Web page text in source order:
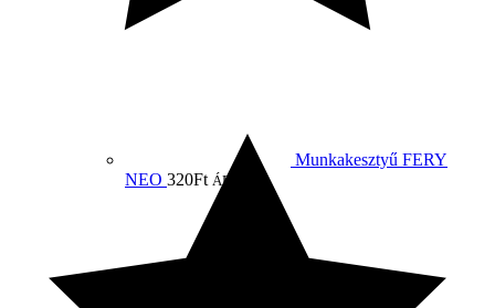
Munkakesztyű FERY
NEO 320Ft ÁFA-val